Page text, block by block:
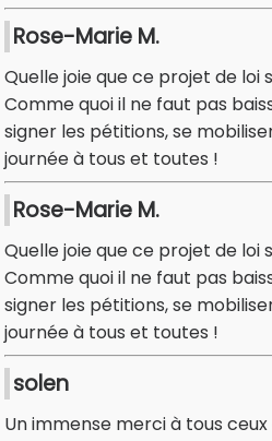
Rose-Marie M.
Quelle joie que ce projet de loi
Comme quoi il ne faut pas
signer les pétitions, se
journée à tous et toutes !
Rose-Marie M.
Quelle joie que ce projet de loi
Comme quoi il ne faut pas
signer les pétitions, se
journée à tous et toutes !
solen
Un immense merci à tous